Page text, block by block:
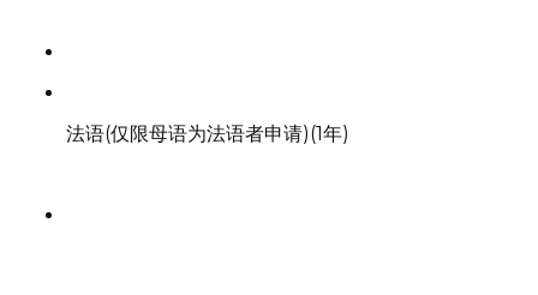
法语(仅限母语为法语者申请)(1年)